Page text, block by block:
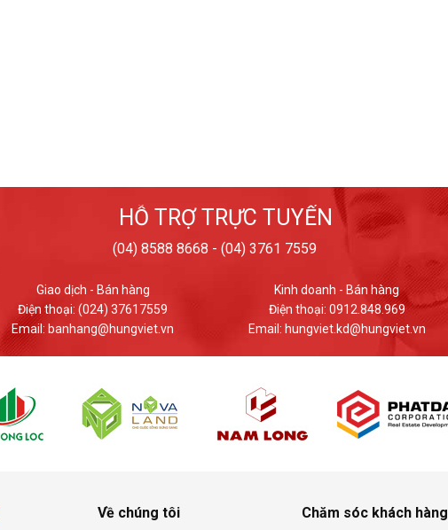
HỖ TRỢ TRỰC TUYẾN
(04) 8588 8668 - (04) 3761 7559
Kinh doanh - Bán hàng
Điện thoại: 0912.848.969
Email: hungviet.kd@hungviet.vn
Giao dịch - Bán hàng
Điện thoại: (024) 37617559
Email: banhang@hungviet.vn
Về chúng tôi Chăm sóc khách hàng